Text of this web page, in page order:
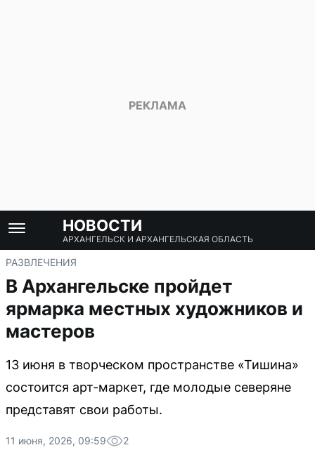
НОВОСТИ
АРХАНГЕЛЬСК И АРХАНГЕЛЬСКАЯ ОБЛАСТЬ
РАЗВЛЕЧЕНИЯ
В Архангельске пройдет
ярмарка местных художников и
мастеров
13 июня в творческом пространстве «Тишина»
состоится арт-маркет, где молодые северяне
представят свои работы.
11 июня, 2026, 09:59 2